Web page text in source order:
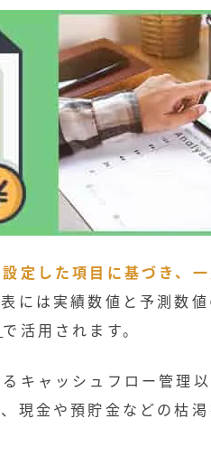
定した項目に基づき、
には実績数値と予測数値
で活用されます。
キャッシュフロー管理
現金や預貯金などの枯